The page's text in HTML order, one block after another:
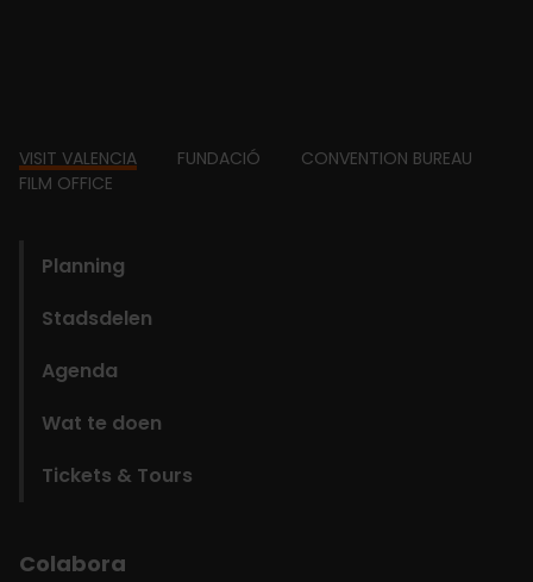
Footer
VISIT VALENCIA FUNDACIÓ
CONVENTION BUREAU
FILM OFFICE
Planning
Stadsdelen
Agenda
Wat te doen
Tickets & Tours
Colabora